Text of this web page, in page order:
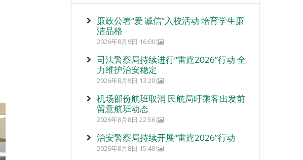
廉政公署“爱‧诚信”入校活动 培育学生廉
洁品格
2026年8月9日 16:00
司法警察局持续进行“雷霆2026”行动 全
力维护治安稳定
2026年8月9日 13:20
机场部份航班取消 民航局吁乘客出发前
留意航班动态
2026年8月8日 22:56
治安警察局持续开展“雷霆2026”行动
2026年8月8日 15:40